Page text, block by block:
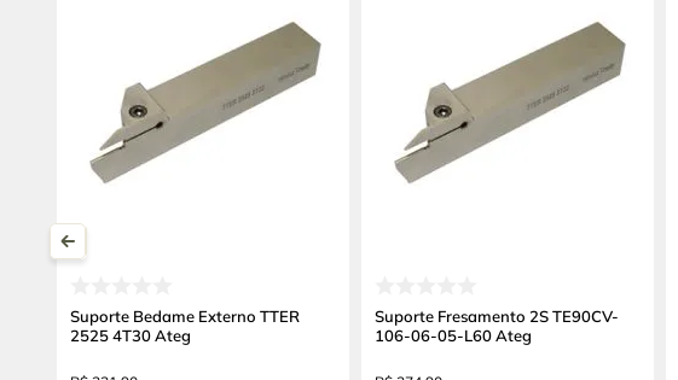
Suporte Bedame Externo TTER
2525 4T30 Ateg
Suporte Fresamento 2S TE90CV-
106-06-05-L60 Ateg